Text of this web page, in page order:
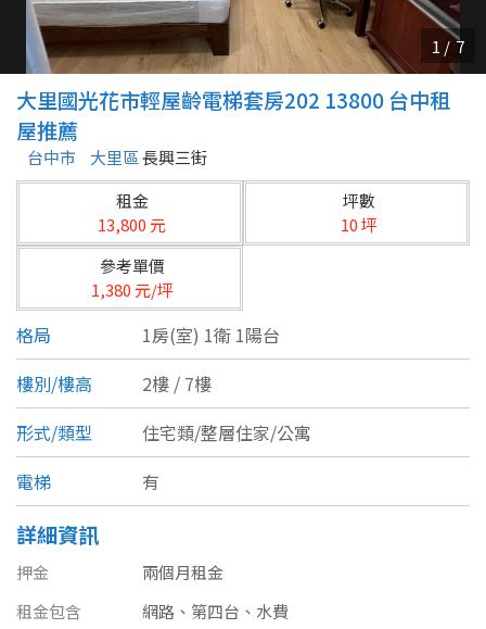
2026 高雄降價好屋限量釋出
縣市
台北市
基隆市
新北市
宜蘭縣
桃園市
新竹市
新竹縣
苗栗縣
台中市
彰化縣
區域
類型(可複選)
不拘 公寓 電梯大樓 套房
別墅 透天厝 樓中樓 華廈
農舍 辦公 店面 工廠
倉庫
大里國光花市輕屋齡電梯套房202 13800 台中租
屋推薦
台中市 大里區長興三街
租金
13,800 元
坪數
10 坪
參考單價
1,380 元/坪
格局
1房(室) 1衛 1陽台
樓別/樓高
2樓 / 7樓
形式/類型
住宅類/整層住家/公寓
電梯
有
詳細資訊
押金
兩個月租金
租金包含
網路、第四台、水費